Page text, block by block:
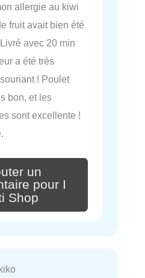
allergie au kiwi
fruit avait bien été
avec 20 min
a été très
! Poulet
bon, et les
sont excellente !
un
pour I
Shop